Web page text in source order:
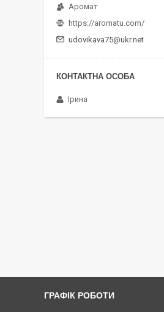
Аромат
https://aromatu.com/
udovikava75@ukr.net
Ірина
ГРАФІК РОБОТИ